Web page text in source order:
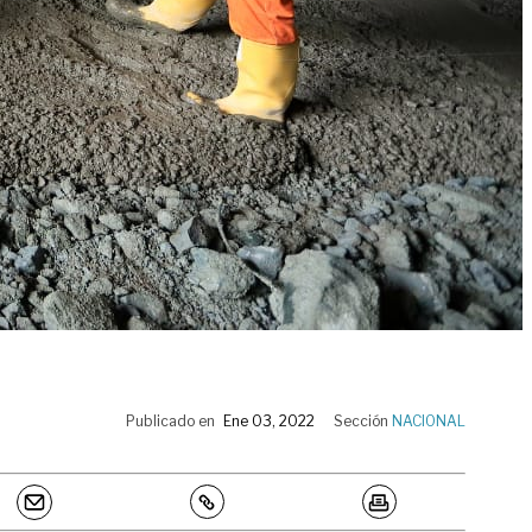
Publicado en Ene 03, 2022 Sección NACIONAL